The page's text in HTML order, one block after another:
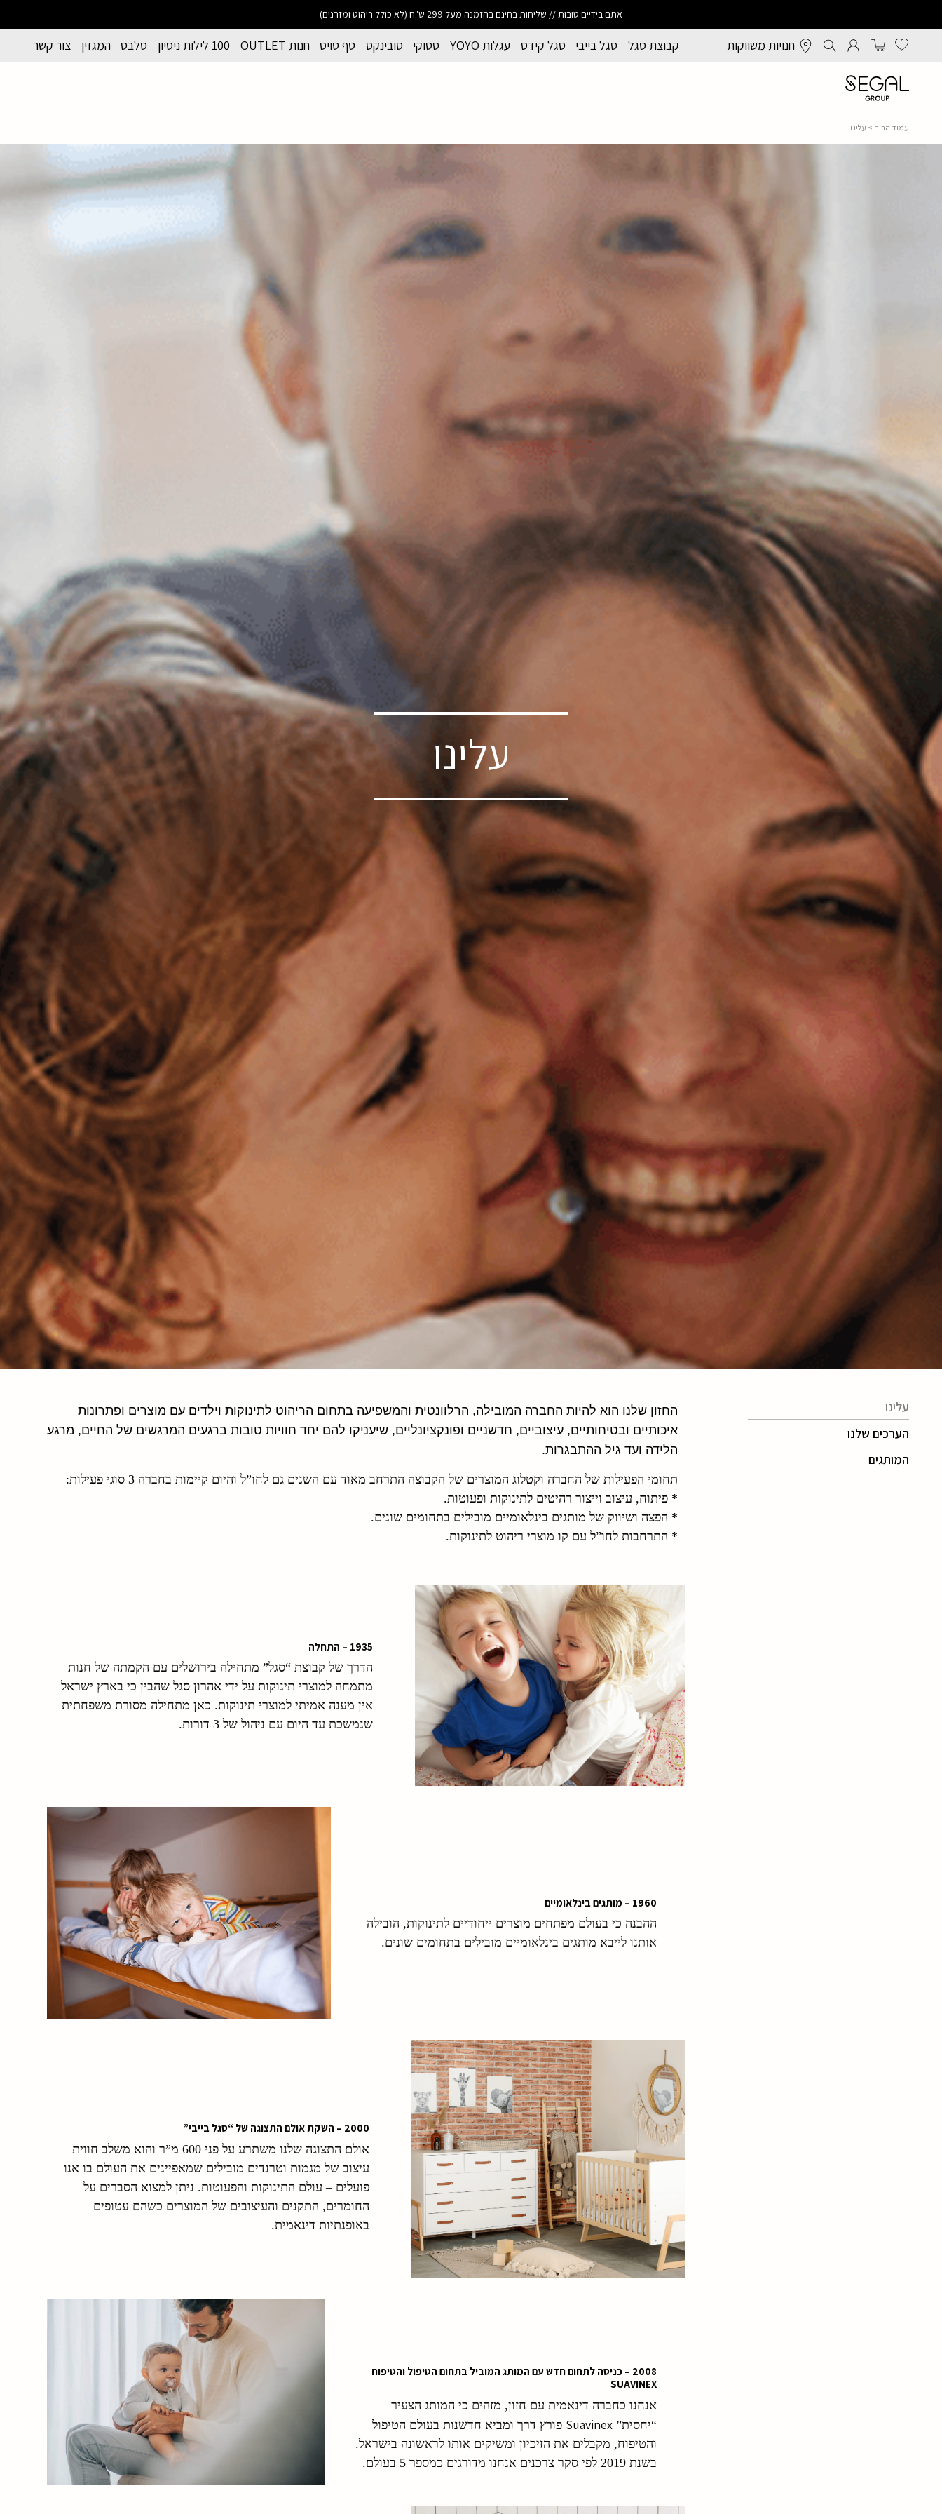
אתם בידיים טובות // שליחות בחינם בהזמנה מעל 299 ש"ח (לא כולל ריהוט ומזרנים)
חנויות משווקות קבוצת סגל סגל בייבי סגל קידס עגלות YOYO סטוקי סובינקס טף טויס חנות OUTLET 100 לילות ניסיון סלבס המגזין צור קשר
עמוד הבית > עלינו
עלינו
עלינו
הערכים שלנו
המותגים
החזון שלנו הוא להיות החברה המובילה, הרלוונטית והמשפיעה בתחום הריהוט לתינוקות וילדים עם מוצרים ופתרונות
איכותיים ובטיחותיים, עיצוביים, חדשניים ופונקציונליים, שיעניקו להם יחד חוויות טובות ברגעים המרגשים של החיים, מרגע
הלידה ועד גיל ההתבגרות.
תחומי הפעילות של החברה וקטלוג המוצרים של הקבוצה התרחב מאוד עם השנים גם לחו”ל והיום קיימות בחברה 3 סוגי פעילות:
* פיתוח, עיצוב וייצור רהיטים לתינוקות ופעוטות.
* הפצה ושיווק של מותגים בינלאומיים מובילים בתחומים שונים.
* התרחבות לחו”ל עם קו מוצרי ריהוט לתינוקות.
1935 – התחלה
הדרך של קבוצת “סגל” מתחילה בירושלים עם הקמתה של חנות
מתמחה למוצרי תינוקות על ידי אהרון סגל שהבין כי בארץ ישראל
אין מענה אמיתי למוצרי תינוקות. כאן מתחילה מסורת משפחתית
שנמשכת עד היום עם ניהול של 3 דורות.
1960 – מותגים בינלאומיים
ההבנה כי בעולם מפתחים מוצרים ייחודיים לתינוקות, הובילה
אותנו לייבא מותגים בינלאומיים מובילים בתחומים שונים.
2000 – השקת אולם התצוגה של “סגל בייבי”
אולם התצוגה שלנו משתרע על פני 600 מ”ר והוא משלב חווית
עיצוב של מגמות וטרנדים מובילים שמאפיינים את העולם בו אנו
פועלים – עולם התינוקות והפעוטות. ניתן למצוא הסברים על
החומרים, התקנים והעיצובים של המוצרים כשהם עטופים
באופנתיות דינאמית.
2008 – כניסה לתחום חדש עם המותג המוביל בתחום הטיפול והטיפוח
SUAVINEX
אנחנו כחברה דינאמית עם חזון, מזהים כי המותג הצעיר
“יחסית” Suavinex פורץ דרך ומביא חדשנות בעולם הטיפול
והטיפוח, מקבלים את הזיכיון ומשיקים אותו לראשונה בישראל.
בשנת 2019 לפי סקר צרכנים אנחנו מדורגים כמספר 5 בעולם.